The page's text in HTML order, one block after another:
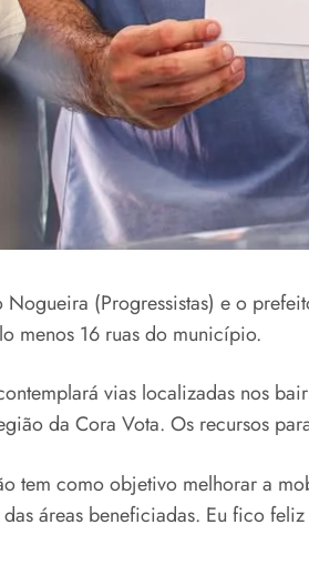
(Progressistas) e o
menos 16 ruas do município.
vias localizadas nos
da Cora Vota. Os recursos
tem como objetivo melhorar a
áreas beneficiadas. Eu fico